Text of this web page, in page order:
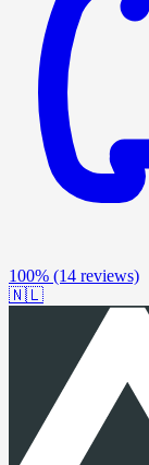
100% (14 reviews)
🇳🇱